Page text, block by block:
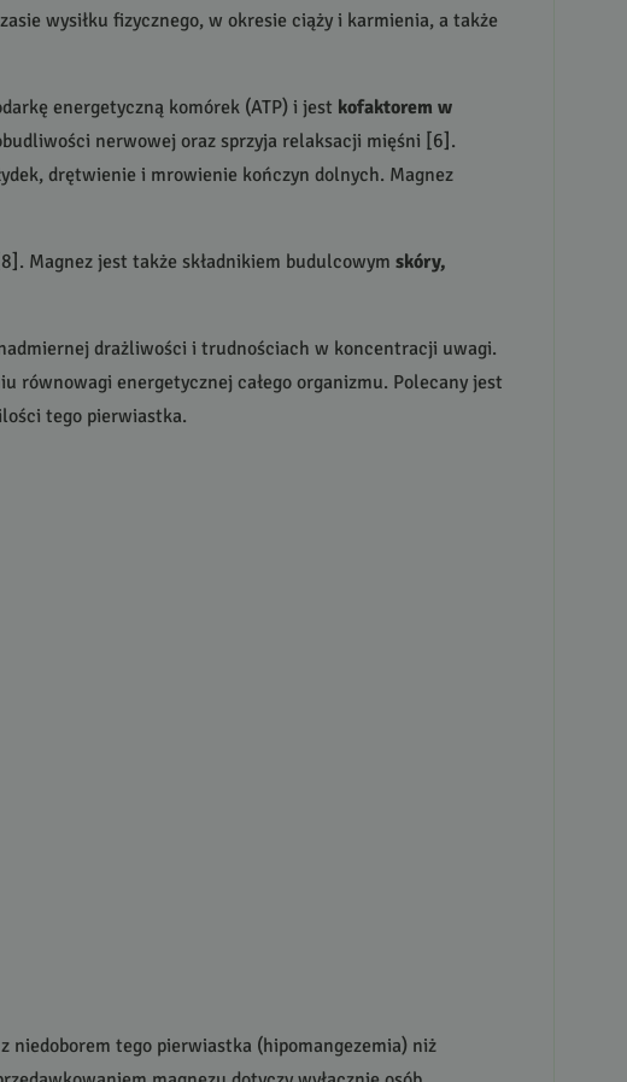
wysiłku fizycznego, w okresie ciąży i karmienia, a także
energetyczną komórek (ATP) i jest kofaktorem w
nerwowej oraz sprzyja relaksacji mięśni [6].
drętwienie i mrowienie kończyn dolnych. Magnez
Magnez jest także składnikiem budulcowym skóry,
drażliwości i trudnościach w koncentracji uwagi.
równowagi energetycznej całego organizmu. Polecany jest
tego pierwiastka.
niedoborem tego pierwiastka (hipomangezemia) niż